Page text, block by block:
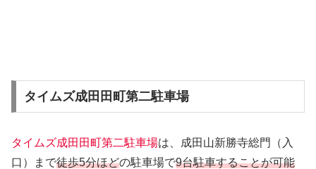
タイムズ成田田町第二駐車場
タイムズ成田田町第二駐車場は、成田山新勝寺総門（入
口）まで徒歩5分ほどの駐車場で9台駐車することが可能